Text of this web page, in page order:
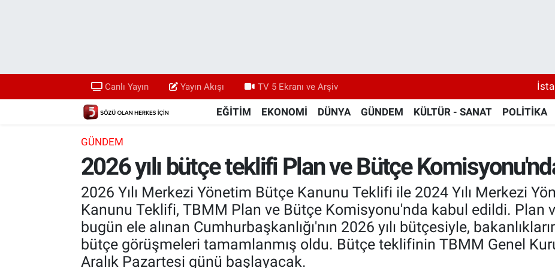
Canlı Yayın Yayın Akışı TV 5 Ekranı ve Arşiv
EĞİTİM EKONOMİ DÜNYA GÜNDEM KÜLTÜR - SANAT POLİTİKA
GÜNDEM
2026 yılı bütçe teklifi Plan ve Bütçe
2026 Yılı Merkezi Yönetim Bütçe Kanunu Teklifi ile 2024 Yılı Merkezi
Kanunu Teklifi, TBMM Plan ve Bütçe Komisyonu'nda kabul edildi. Plan
bugün ele alınan Cumhurbaşkanlığı'nın 2026 yılı bütçesiyle,
bütçe görüşmeleri tamamlanmış oldu. Bütçe teklifinin TBMM Genel
Aralık Pazartesi günü başlayacak.
Yayın Akışı
TV 5 Ekranı ve Arşiv